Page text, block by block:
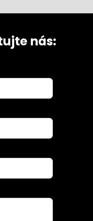
nás: